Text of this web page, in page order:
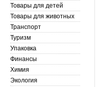
Товары для детей
Товары для животных
Транспорт
Туризм
Упаковка
Финансы
Химия
Экология